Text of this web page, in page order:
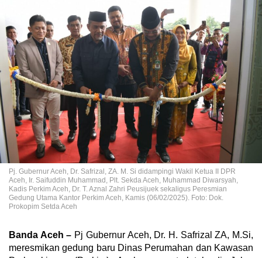
Pj. Gubernur Aceh, Dr. Safrizal, ZA. M. Si didampingi Wakil Ketua II DPR
Aceh, Ir. Saifuddin Muhammad, Plt. Sekda Aceh, Muhammad Diwarsyah,
Kadis Perkim Aceh, Dr. T. Aznal Zahri Peusijuek sekaligus Peresmian
Gedung Utama Kantor Perkim Aceh, Kamis (06/02/2025). Foto: Dok.
Prokopim Setda Aceh
Banda Aceh – Pj Gubernur Aceh, Dr. H. Safrizal ZA, M.Si,
meresmikan gedung baru Dinas Perumahan dan Kawasan